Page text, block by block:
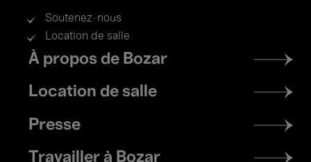
Soutenez-nous
Location de salle
Footer
menu
À propos de Bozar
Location de salle
Presse
Travailler à Bozar